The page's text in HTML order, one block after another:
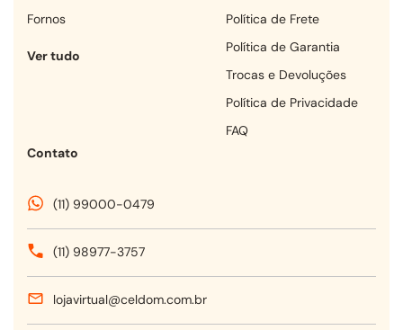
fornos
Ver tudo
Política de Frete
Política de Garantia
Trocas e Devoluções
Política de Privacidade
FAQ
Contato
(11) 99000-0479
(11) 98977-3757
lojavirtual@celdom.com.br